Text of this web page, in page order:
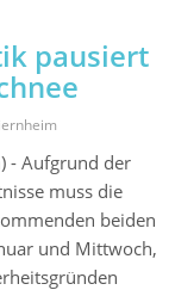
pausiert
- Aufgrund der
muss die
beiden
und Mittwoch,